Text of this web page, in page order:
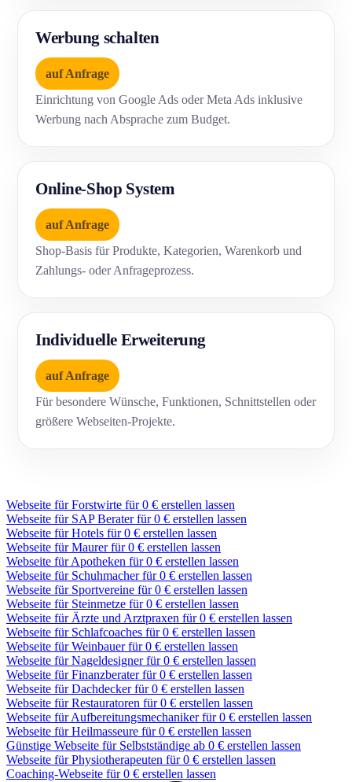
Werbung schalten
auf Anfrage
Einrichtung von Google Ads oder Meta Ads inklusive
Werbung nach Absprache zum Budget.
Online-Shop System
auf Anfrage
Shop-Basis für Produkte, Kategorien, Warenkorb und
Zahlungs- oder Anfrageprozess.
Individuelle Erweiterung
auf Anfrage
Für besondere Wünsche, Funktionen, Schnittstellen oder
größere Webseiten-Projekte.
Webseite für Forstwirte für 0 € erstellen lassen
Webseite für SAP Berater für 0 € erstellen lassen
Webseite für Hotels für 0 € erstellen lassen
Webseite für Maurer für 0 € erstellen lassen
Webseite für Apotheken für 0 € erstellen lassen
Webseite für Schuhmacher für 0 € erstellen lassen
Webseite für Sportvereine für 0 € erstellen lassen
Webseite für Steinmetze für 0 € erstellen lassen
Webseite für Ärzte und Arztpraxen für 0 € erstellen lassen
Webseite für Schlafcoaches für 0 € erstellen lassen
Webseite für Weinbauer für 0 € erstellen lassen
Webseite für Nageldesigner für 0 € erstellen lassen
Webseite für Finanzberater für 0 € erstellen lassen
Webseite für Dachdecker für 0 € erstellen lassen
Webseite für Restauratoren für 0 € erstellen lassen
Webseite für Aufbereitungsmechaniker für 0 € erstellen lassen
Webseite für Heilmasseure für 0 € erstellen lassen
Günstige Webseite für Selbstständige ab 0 € erstellen lassen
Webseite für Physiotherapeuten für 0 € erstellen lassen
Coaching-Webseite für 0 € erstellen lassen